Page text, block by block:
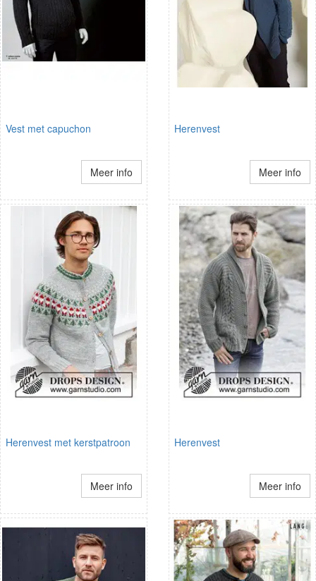
Vest met capuchon
Meer info
Herenvest
Meer info
Herenvest met kerstpatroon
Meer info
Herenvest
Meer info